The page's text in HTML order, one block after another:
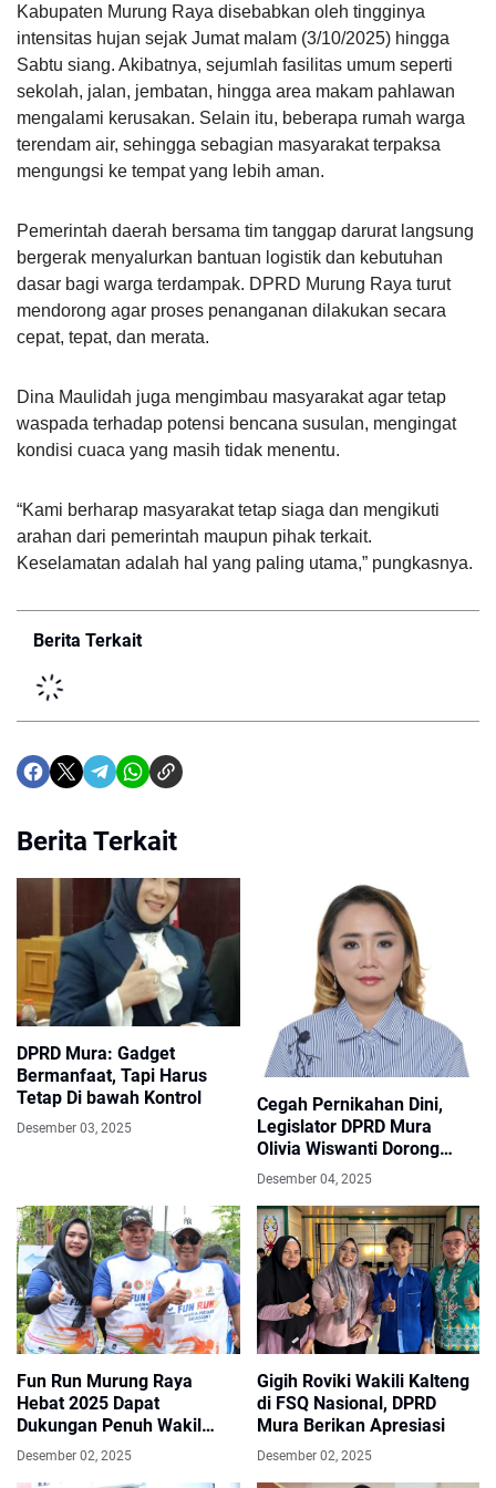
Kabupaten Murung Raya disebabkan oleh tingginya
intensitas hujan sejak Jumat malam (3/10/2025) hingga
Sabtu siang. Akibatnya, sejumlah fasilitas umum seperti
sekolah, jalan, jembatan, hingga area makam pahlawan
mengalami kerusakan. Selain itu, beberapa rumah warga
terendam air, sehingga sebagian masyarakat terpaksa
mengungsi ke tempat yang lebih aman.
Pemerintah daerah bersama tim tanggap darurat langsung
bergerak menyalurkan bantuan logistik dan kebutuhan
dasar bagi warga terdampak. DPRD Murung Raya turut
mendorong agar proses penanganan dilakukan secara
cepat, tepat, dan merata.
Dina Maulidah juga mengimbau masyarakat agar tetap
waspada terhadap potensi bencana susulan, mengingat
kondisi cuaca yang masih tidak menentu.
“Kami berharap masyarakat tetap siaga dan mengikuti
arahan dari pemerintah maupun pihak terkait.
Keselamatan adalah hal yang paling utama,” pungkasnya.
Berita Terkait
Berita Terkait
DPRD Mura: Gadget
Bermanfaat, Tapi Harus
Tetap Di bawah Kontrol
Desember 03, 2025
Cegah Pernikahan Dini,
Legislator DPRD Mura
Olivia Wiswanti Dorong
Edukasi Reproduksi dan
Perencanaan Masa Depan
Desember 04, 2025
Fun Run Murung Raya
Hebat 2025 Dapat
Dukungan Penuh Wakil
Ketua DPRD
Desember 02, 2025
Gigih Roviki Wakili Kalteng
di FSQ Nasional, DPRD
Mura Berikan Apresiasi
Desember 02, 2025